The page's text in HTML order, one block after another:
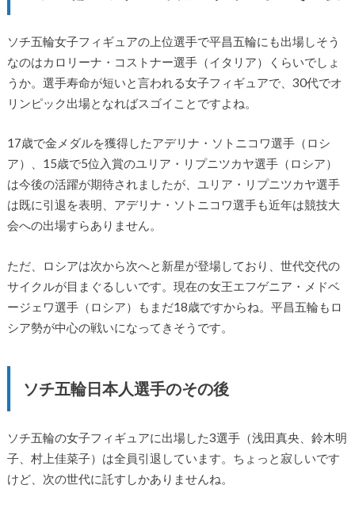
ソチ五輪女子フィギュアの上位選手で平昌五輪にも出場しそう
なのはカロリーナ・コストナー選手（イタリア）くらいでしょ
うか。選手寿命が短いと言われる女子フィギュアで、30代でオ
リンピック出場となればスゴイことですよね。
17歳で金メダルを獲得したアデリナ・ソトニコワ選手（ロシ
ア）、15歳で5位入賞のユリア・リプニツカヤ選手（ロシア）
は今後の活躍が期待されましたが、ユリア・リプニツカヤ選手
は既に引退を表明、アデリナ・ソトニコワ選手も近年は競技大
会への出場すらありません。
ただ、ロシアは次から次へと新星が登場しており、世代交代の
サイクルが目まぐるしいです。現在の女王エフゲニア・メドベ
ージェワ選手（ロシア）もまだ18歳ですからね。平昌五輪もロ
シア勢が中心の戦いになってきそうです。
ソチ五輪日本人選手のその後
ソチ五輪の女子フィギュアに出場した3選手（浅田真央、鈴木明
子、村上佳菜子）は全員引退しています。ちょっと寂しいです
けど、次の世代に託すしかありませんね。